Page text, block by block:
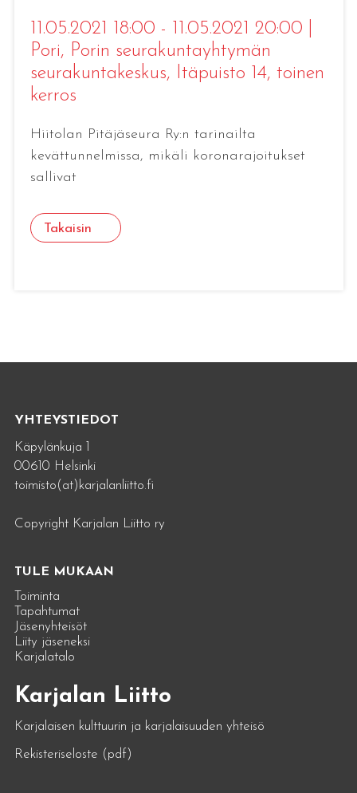
11.05.2021 18:00 - 11.05.2021 20:00
Pori, Porin seurakuntayhtymän
seurakuntakeskus, Itäpuisto 14, toinen
kerros
Hiitolan Pitäjäseura Ry:n tarinailta
kevättunnelmissa, mikäli koronarajoitukset
sallivat
Takaisin
YHTEYSTIEDOT
Käpylänkuja 1
00610 Helsinki
toimisto(at)karjalanliitto.fi
Copyright Karjalan Liitto ry
TULE MUKAAN
Toiminta
Tapahtumat
Jäsenyhteisöt
Liity jäseneksi
Karjalatalo
Karjalan Liitto
Karjalaisen kulttuurin ja karjalaisuuden yhteisö
Rekisteriseloste (pdf)